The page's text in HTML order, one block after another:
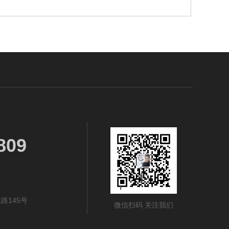
微信扫码 关注我们
145号